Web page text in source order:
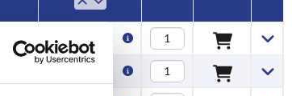
5,05 €
5,05 €